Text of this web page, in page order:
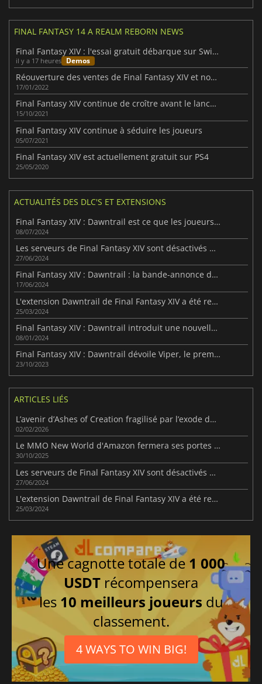
FINAL FANTASY 14 A REALM REBORN NEWS
Final Fantasy XIV : l'essai gratuit débarque sur Switch 2
il y a 17 heures Demos
Réouverture des ventes de Final Fantasy XIV et nouveau centre de données
17/01/2022
Final Fantasy XIV continue de croître avant le lancement d'Endwalker
15/10/2021
Final Fantasy XIV continue à séduire les joueurs
05/07/2021
Final Fantasy XIV est actuellement gratuit sur PS4
25/05/2020
ACTUALITÉS DES DLC'S ET EXTENSIONS
Final Fantasy XIV : Dawntrail est ce que les joueurs attendaient
08/07/2024
Les serveurs de Final Fantasy XIV sont désactivés pour préparer la sortie de Dawntrail
27/06/2024
Final Fantasy XIV : Dawntrail : la bande-annonce de lancement fait monter la tension autour de l'extension
17/06/2024
L'extension Dawntrail de Final Fantasy XIV a été retardée à cause de... Elden Ring
25/03/2024
Final Fantasy XIV : Dawntrail introduit une nouvelle classe
08/01/2024
Final Fantasy XIV : Dawntrail dévoile Viper, le premier nouveau job de l'extension
23/10/2023
ARTICLES LIÉS
L’avenir d’Ashes of Creation fragilisé par l’exode de ses cadres
02/02/2026
Le MMO New World d'Amazon fermera ses portes l'année prochaine
30/10/2025
Les serveurs de Final Fantasy XIV sont désactivés pour préparer la sortie de Dawntrail
27/06/2024
L'extension Dawntrail de Final Fantasy XIV a été retardée à cause de... Elden Ring
25/03/2024
Une cagnotte totale de 1 000
USDT récompensera
les 10 meilleurs joueurs du
classement.
4 WAYS TO WIN BIG!